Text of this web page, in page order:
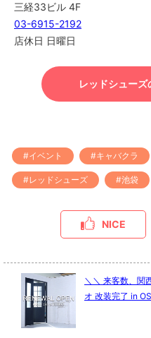
三経33ビル 4F
03-6915-2192
店休日 日曜日
レッドシュー
#イベント #キャバクラ
#レッドシューズ #池袋
NICE
＼＼ 来客数、関
オ 改装完了 in